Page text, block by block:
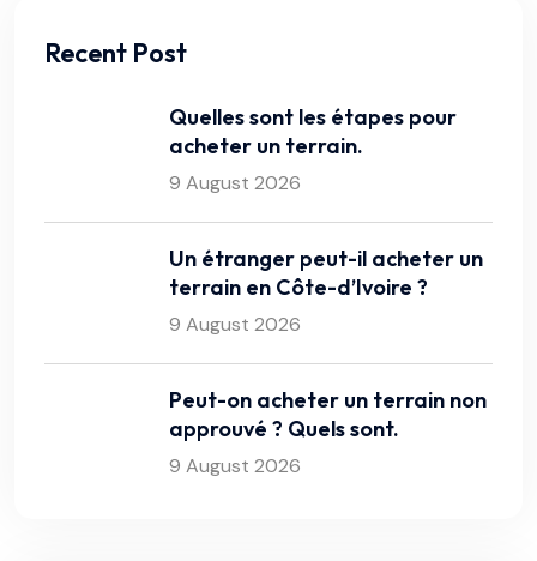
Recent Post
Quelles sont les étapes pour
acheter un terrain.
9 August 2026
Un étranger peut-il acheter un
terrain en Côte-d’Ivoire ?
9 August 2026
Peut-on acheter un terrain non
approuvé ? Quels sont.
9 August 2026